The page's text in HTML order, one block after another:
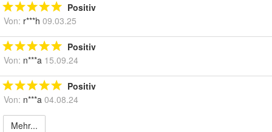
Positiv
Von: r***h 09.03.25
Positiv
Von: n***a 15.09.24
Positiv
Von: n***a 04.08.24
Mehr...